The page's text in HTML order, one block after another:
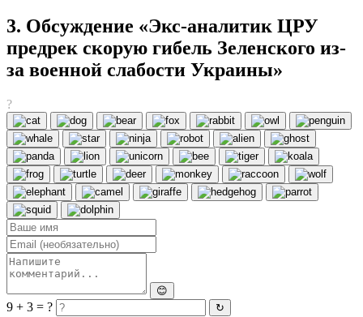
3. Обсуждение «Экс-аналитик ЦРУ
предрек скорую гибель Зеленского из-
за военной слабости Украины»
?
😊
9 + 3 = ? ↻